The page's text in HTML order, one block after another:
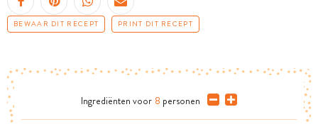
BEWAAR DIT RECEPT PRINT DIT RECEPT
Ingrediënten voor 8 personen